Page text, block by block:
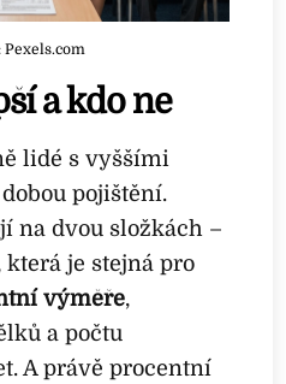
Pexels.com
a kdo ne
lidé s vyššími
pojištění.
na dvou složkách –
která je stejná pro
výměře,
a počtu
A právě procentní